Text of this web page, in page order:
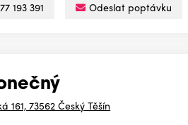
193 391 Odeslat poptávku
161, 73562 Český Těšín